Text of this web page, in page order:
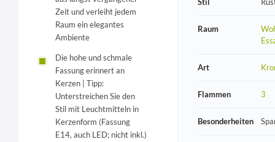
Zeit und verleiht jedem
Raum ein elegantes
Ambiente
Die hohe und schmale
Fassung erinnert an
Kerzen | Tipp:
Unterstreichen Sie den
Stil mit Leuchtmitteln in
Kerzenform (Fassung
E14, auch LED; nicht inkl.)
Raum
Art
Flammen 3
Besonderheiten